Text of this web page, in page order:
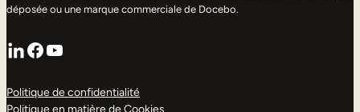
déposée ou une marque commerciale de Docebo.
LinkedIn
Facebook
YouTube
Politique de confidentialité
Politique en matière de Cookies